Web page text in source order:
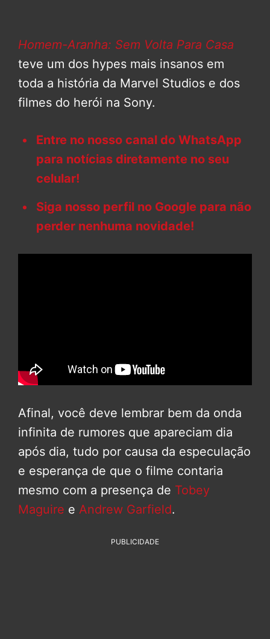
Homem-Aranha: Sem Volta Para Casa
teve um dos hypes mais insanos em
toda a história da Marvel Studios e dos
filmes do herói na Sony.
Entre no nosso canal do WhatsApp
para notícias diretamente no seu
celular!
Siga nosso perfil no Google para não
perder nenhuma novidade!
Afinal, você deve lembrar bem da onda
infinita de rumores que apareciam dia
após dia, tudo por causa da especulação
e esperança de que o filme contaria
mesmo com a presença de Tobey
Maguire e Andrew Garfield.
PUBLICIDADE